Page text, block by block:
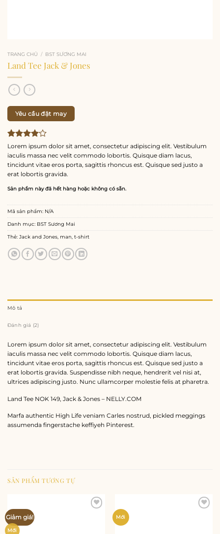
TRANG CHỦ / BST SƯƠNG MAI
Land Tee Jack & Jones
Yêu cầu đặt may
4.00trên
5 dựa
trên
2
đánh
giá
Lorem ipsum dolor sit amet, consectetur adipiscing elit. Vestibulum
iaculis massa nec velit commodo lobortis. Quisque diam lacus,
tincidunt vitae eros porta, sagittis rhoncus est. Quisque sed justo a
erat lobortis gravida.
Sản phẩm này đã hết hàng hoặc không có sẵn.
Mã sản phẩm: N/A
Danh mục: BST Sương Mai
Thẻ: Jack and Jones man t-shirt
Mô tả
Đánh giá (2)
Lorem ipsum dolor sit amet, consectetur adipiscing elit. Vestibulum
iaculis massa nec velit commodo lobortis. Quisque diam lacus,
tincidunt vitae eros porta, sagittis rhoncus est. Quisque sed justo a
erat lobortis gravida. Suspendisse nibh neque, hendrerit vel nisi at,
ultrices adipiscing justo. Nunc ullamcorper molestie felis at pharetra.
Land Tee NOK 149, Jack & Jones – NELLY.COM
Marfa authentic High Life veniam Carles nostrud, pickled meggings
assumenda fingerstache keffiyeh Pinterest.
SẢN PHẨM TƯƠNG TỰ
Giảm giá!
Mới
Mới